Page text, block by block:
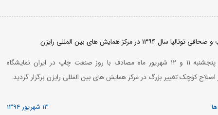
در مرکز همایش های بین المللی رایزن
در روزهای چهارشنبه و پنجشنبه ۱۱ و ۱۲ شهریور ماه مصادف با روز صنعت چاپ در ایران نمایشگاه
اصلاح کوچک تغییر بزرگ در مرکز همایش های بین المللی رایزن برگزار گردید.
13 شهریور 1394